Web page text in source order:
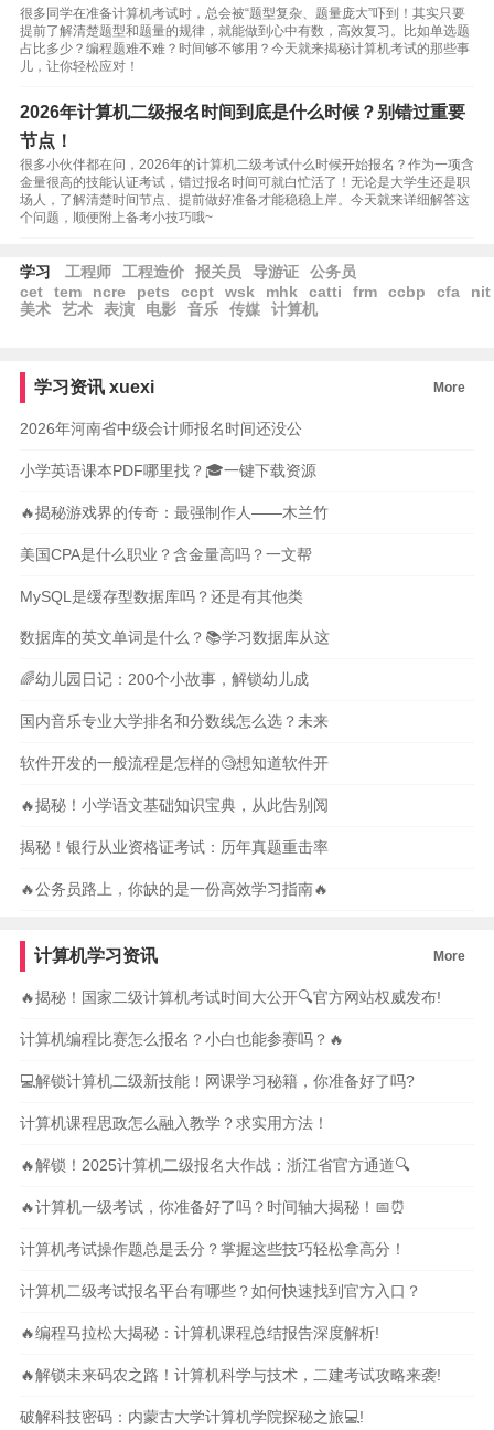
很多同学在准备计算机考试时，总会被“题型复杂、题量庞大”吓到！其实只要
提前了解清楚题型和题量的规律，就能做到心中有数，高效复习。比如单选题
占比多少？编程题难不难？时间够不够用？今天就来揭秘计算机考试的那些事
儿，让你轻松应对！
2026年计算机二级报名时间到底是什么时候？别错过重要
节点！
很多小伙伴都在问，2026年的计算机二级考试什么时候开始报名？作为一项含
金量很高的技能认证考试，错过报名时间可就白忙活了！无论是大学生还是职
场人，了解清楚时间节点、提前做好准备才能稳稳上岸。今天就来详细解答这
个问题，顺便附上备考小技巧哦~
学习 工程师 工程造价 报关员 导游证
公务员
cet
tem ncre pets ccpt wsk mhk catti frm ccbp cfa
nit
美术
艺术 表演 电影 音乐 传媒 计算机
学习资讯 xuexi More
2026年河南省中级会计师报名时间还没公
小学英语课本PDF哪里找？🎓一键下载资源
🔥揭秘游戏界的传奇：最强制作人——木兰竹
美国CPA是什么职业？含金量高吗？一文帮
MySQL是缓存型数据库吗？还是有其他类
数据库的英文单词是什么？📚学习数据库从这
🌈幼儿园日记：200个小故事，解锁幼儿成
国内音乐专业大学排名和分数线怎么选？未来
软件开发的一般流程是怎样的🧐想知道软件开
🔥揭秘！小学语文基础知识宝典，从此告别阅
揭秘！银行从业资格证考试：历年真题重击率
🔥公务员路上，你缺的是一份高效学习指南🔥
计算机学习资讯 More
🔥揭秘！国家二级计算机考试时间大公开🔍官方网站权威发布!
计算机编程比赛怎么报名？小白也能参赛吗？🔥
💻解锁计算机二级新技能！网课学习秘籍，你准备好了吗?
计算机课程思政怎么融入教学？求实用方法！
🔥解锁！2025计算机二级报名大作战：浙江省官方通道🔍
🔥计算机一级考试，你准备好了吗？时间轴大揭秘！📅⏰
计算机考试操作题总是丢分？掌握这些技巧轻松拿高分！
计算机二级考试报名平台有哪些？如何快速找到官方入口？
🔥编程马拉松大揭秘：计算机课程总结报告深度解析!
🔥解锁未来码农之路！计算机科学与技术，二建考试攻略来袭!
破解科技密码：内蒙古大学计算机学院探秘之旅💻!